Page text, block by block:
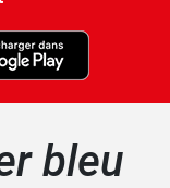
bleu